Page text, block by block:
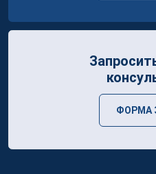
ФОРМА